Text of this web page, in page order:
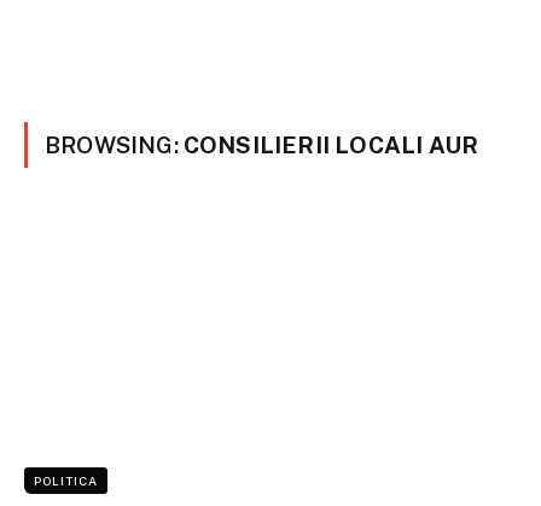
BROWSING: CONSILIERII LOCALI AUR
POLITICA